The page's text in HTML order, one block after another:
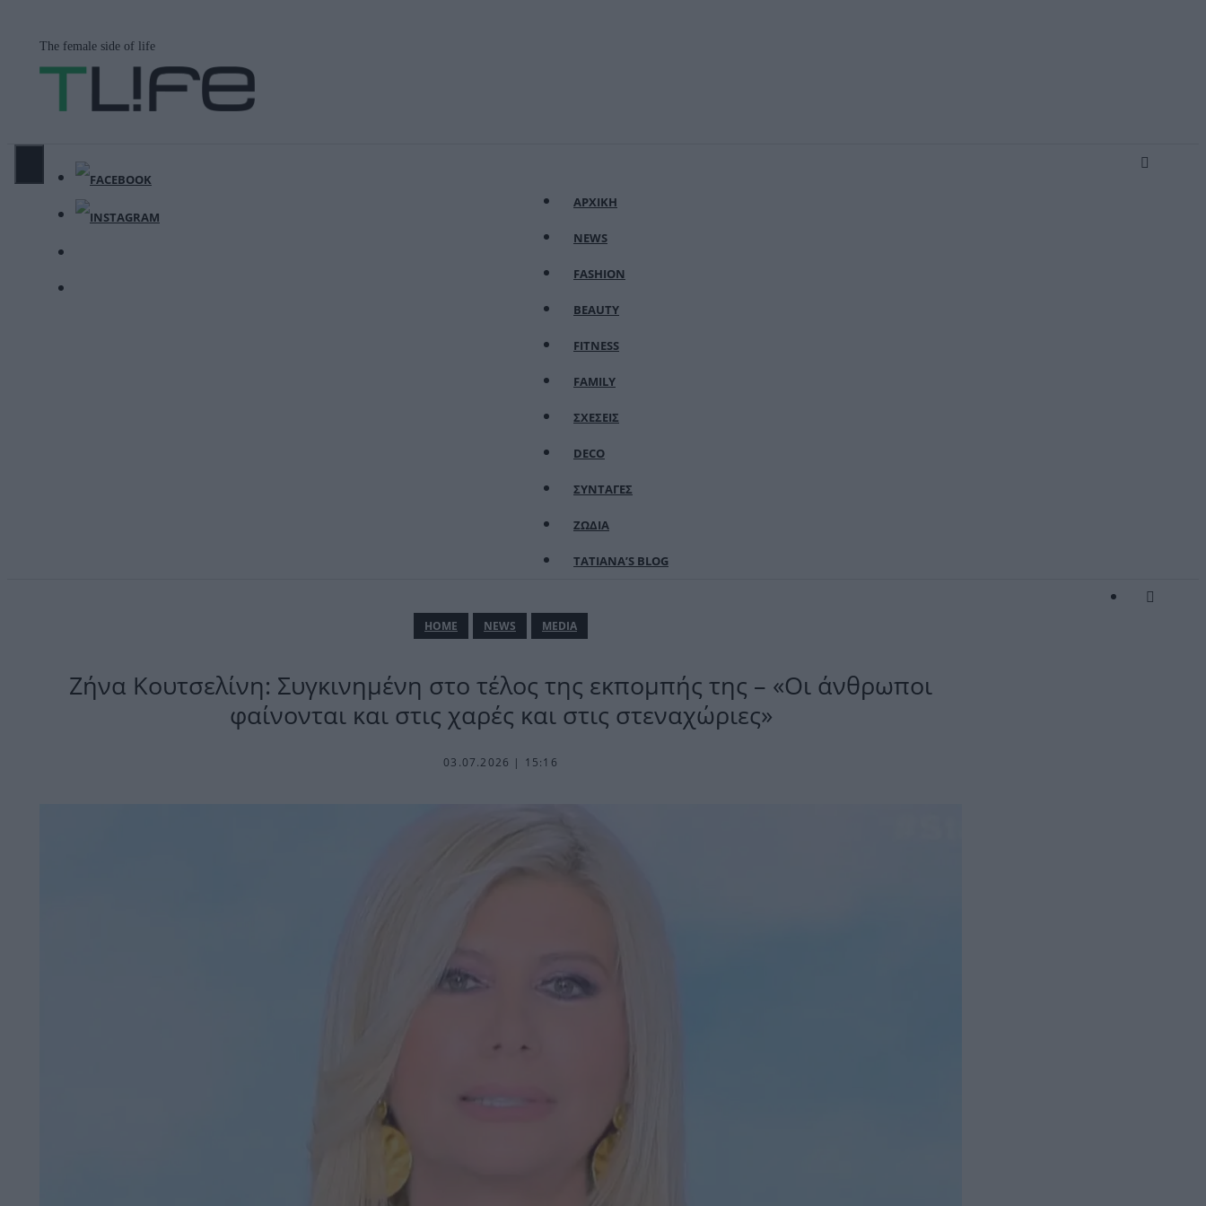
περιεχόμενο
The female side of life
ΑΡΧΙΚΗ
NEWS
FASHION
BEAUTY
FITNESS
FAMILY
ΣΧΕΣΕΙΣ
DECO
ΣΥΝΤΑΓΕΣ
ΖΩΔΙΑ
TATIANA’S BLOG
ΗΟΜΕ NEWS MEDIA
Ζήνα Κουτσελίνη: Συγκινημένη στο τέλος της εκπομπής της – «Οι άνθρωποι
φαίνονται και στις χαρές και στις στεναχώριες»
03.07.2026 | 15:16